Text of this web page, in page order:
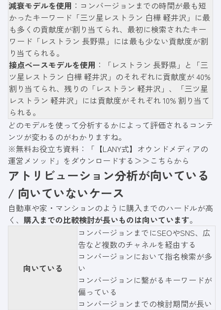
減衰モデルを使用 ：コンバージョンまでの時間が最も短
かったキーワード「三ツ星レストラン 白樺 軽井沢」に最
も多くの貢献度が割り当てられ、最初に検索されたキー
ワード「レストラン 長野県」には最も少ない貢献度が割
り当てられる。
接点ベースモデルを使用 ：「レストラン 長野県」と「三
ツ星レストラン 白樺 軽井沢」のそれぞれに貢献度が 40%
割り当てられ、残りの「レストラン 軽井沢」、「三ツ星
レストラン 軽井沢」には貢献度がそれぞれ 10% 割り当て
られる。
どのモデルを使って分析するかによって評価されるコンテ
ンツが変わるのがわかりますね。
※無料お役立ち資料：「【LANY式】オウンドメディアの
運営メソッド」をダウンロードする＞＞ こちらから
アトリビューション分析が向いている
/ 向いていないケース
自動車や家・マンションのように購入までのハードルが高
く、 購入までの比較検討が長いものは向いています。
向いている
コンバージョンまでにSEOやSNS、広
告など複数のチャネルを経由する
コンバージョンにおいて指名検索が多
い
コンバージョンに繋がるキーワードが
偏っている
コンバージョンまでの検討期間が長い